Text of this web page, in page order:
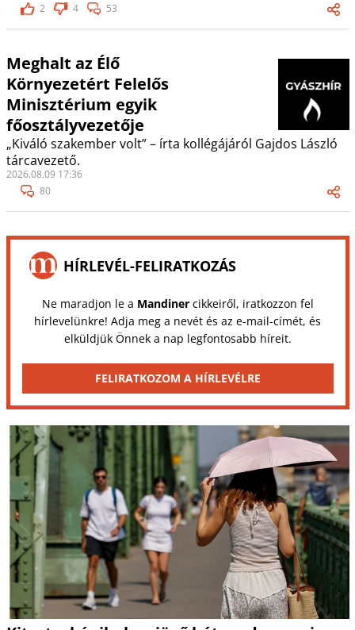
2
4 53
Meghalt az Élő
Környezetért Felelős
Minisztérium egyik
főosztályvezetője
„Kiváló szakember volt” – írta kollégájáról Gajdos László
tárcavezető.
2026.08.09 17:36
80
HÍRLEVÉL-FELIRATKOZÁS
Ne maradjon le a Mandinercikkeiről, iratkozzon fel
hírlevelünkre! Adja meg a nevét és az e-mail-címét, és
elküldjük Önnek a nap legfontosabb híreit.
FELIRATKOZOM A HÍRLEVÉLRE